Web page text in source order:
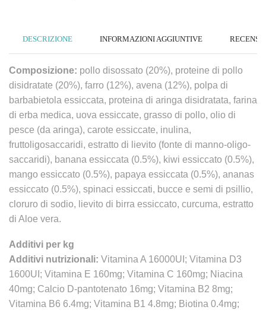
DESCRIZIONE INFORMAZIONI AGGIUNTIVE
Composizione: pollo disossato (20%), proteine di pollo
disidratate (20%), farro (12%), avena (12%), polpa di
barbabietola essiccata, proteina di aringa disidratata, farina
di erba medica, uova essiccate, grasso di pollo, olio di
pesce (da aringa), carote essiccate, inulina,
fruttoligosaccaridi, estratto di lievito (fonte di manno-oligo-
saccaridi), banana essiccata (0.5%), kiwi essiccato (0.5%),
mango essiccato (0.5%), papaya essiccata (0.5%), ananas
essiccato (0.5%), spinaci essiccati, bucce e semi di psillio,
cloruro di sodio, lievito di birra essiccato, curcuma, estratto
di Aloe vera.
Additivi per kg
Additivi nutrizionali: Vitamina A 16000UI; Vitamina D3
1600UI; Vitamina E 160mg; Vitamina C 160mg; Niacina
40mg; Calcio D-pantotenato 16mg; Vitamina B2 8mg;
Vitamina B6 6.4mg; Vitamina B1 4.8mg; Biotina 0.4mg;